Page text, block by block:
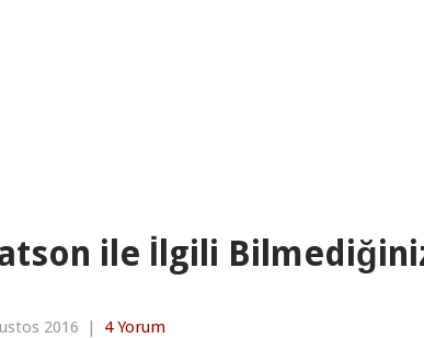
ile İlgili
2016 | 4 Yorum